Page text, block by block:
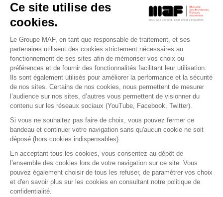
Ce site utilise des
cookies.
Le Groupe MAF, en tant que responsable de traitement, et ses
partenaires utilisent des cookies strictement nécessaires au
fonctionnement de ses sites afin de mémoriser vos choix ou
préférences et de fournir des fonctionnalités facilitant leur utilisation.
Ils sont également utilisés pour améliorer la performance et la sécurité
de nos sites. Certains de nos cookies, nous permettent de mesurer
l’audience sur nos sites, d’autres vous permettent de visionner du
contenu sur les réseaux sociaux (YouTube, Facebook, Twitter).
Si vous ne souhaitez pas faire de choix, vous pouvez fermer ce
bandeau et continuer votre navigation sans qu'aucun cookie ne soit
déposé (hors cookies indispensables).
En acceptant tous les cookies, vous consentez au dépôt de
l’ensemble des cookies lors de votre navigation sur ce site. Vous
pouvez également choisir de tous les refuser, de paramétrer vos choix
et d'en savoir plus sur les cookies en consultant notre politique de
confidentialité.
RETROUVEZ-NOUS SUR :
Contact Presse Assistance
Mentions légales
Gestion des cookies
Politique de confidentialité
Conditions générales d'utilisation